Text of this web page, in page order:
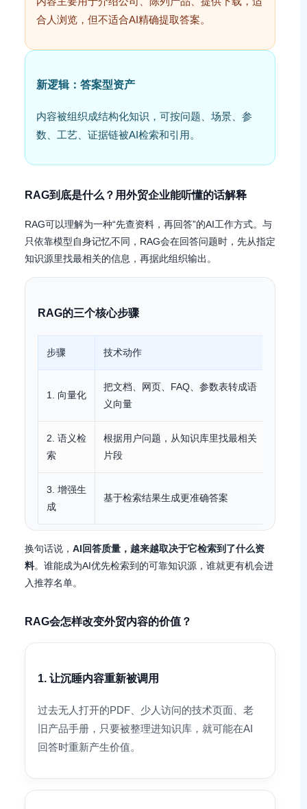
合人浏览，但不适合AI精确提取答案。
新逻辑：答案型资产
内容被组织成结构化知识，可按问题、场景、参
数、工艺、证据链被AI检索和引用。
RAG到底是什么？用外贸企业能听懂的话解释
RAG可以理解为一种“先查资料，再回答”的AI工作方式。与
只依靠模型自身记忆不同，RAG会在回答问题时，先从指定
知识源里找最相关的信息，再据此组织输出。
RAG的三个核心步骤
步骤 技术动作
1. 向量化
把文档、网页、FAQ、参数表转成语
义向量
2. 语义检
索
根据用户问题，从知识库里找最相关
片段
3. 增强生
成
基于检索结果生成更准确答案
换句话说， AI回答质量，越来越取决于它检索到了什么资
料。谁能成为AI优先检索到的可靠知识源，谁就更有机会进
入推荐名单。
RAG会怎样改变外贸内容的价值？
1. 让沉睡内容重新被调用
过去无人打开的PDF、少人访问的技术页面、老
旧产品手册，只要被整理进知识库，就可能在AI
回答时重新产生价值。